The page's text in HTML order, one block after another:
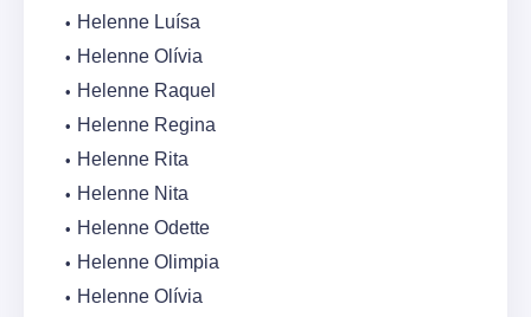
Helenne Luísa
Helenne Olívia
Helenne Raquel
Helenne Regina
Helenne Rita
Helenne Nita
Helenne Odette
Helenne Olimpia
Helenne Olívia